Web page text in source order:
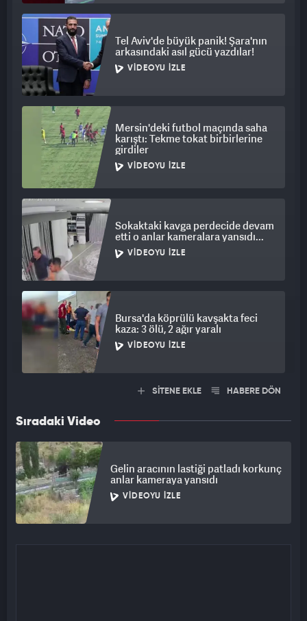
Tel Aviv'de büyük panik! Şara'nın
arkasındaki asıl gücü yazdılar!
VIDEOYU İZLE
Mersin'deki futbol maçında saha
karıştı: Tekme tokat birbirlerine
girdiler
VIDEOYU İZLE
Sokaktaki kavga perdecide devam
etti o anlar kameralara yansıdı...
VIDEOYU İZLE
Bursa'da köprülü kavşakta feci
kaza: 3 ölü, 2 ağır yaralı
VIDEOYU İZLE
SİTENE EKLE HABERE DÖN
Sıradaki Video
Gelin aracının lastiği patladı korkunç
anlar kameraya yansıdı
VIDEOYU İZLE